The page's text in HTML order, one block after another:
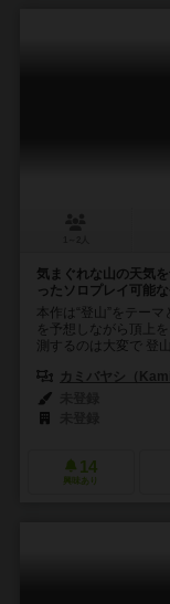
気まぐれな山の天気
ったソロプレイ可能
本作は“登山”をテー
を予想しながら頂上
測するのは大変で 登
カミバヤシ（
14
興味あり